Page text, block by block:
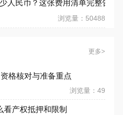
人民币？这张费用清单完整告诉
浏览量：50488
更多
格核对与准备重点
浏览量：49
看产权抵押和限制